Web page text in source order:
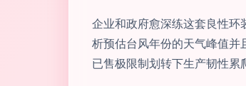
企业和政府愈深练这套良性环
析预估台风年份的天气峰值
已售极限制划转下生产韧性累